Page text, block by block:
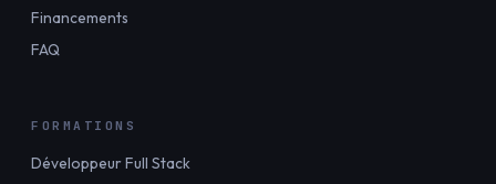
Financements
FAQ
FORMATIONS
Développeur Full Stack